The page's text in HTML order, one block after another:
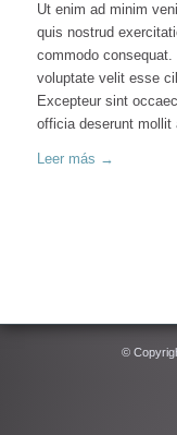
Ut enim ad minim
quis nostrud
commodo consequat.
voluptate velit esse
Excepteur sint
officia deserunt mollit
Leer más →
©